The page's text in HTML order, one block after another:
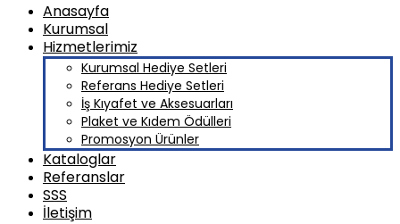
Anasayfa
Kurumsal
Hizmetlerimiz
Kurumsal Hediye Setleri
Referans Hediye Setleri
İş Kıyafet ve Aksesuarları
Plaket ve Kıdem Ödülleri
Promosyon Ürünler
Kataloglar
Referanslar
SSS
İletişim